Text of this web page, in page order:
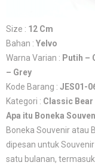
Size : 12 Cm
Bahan : Yelvo
Warna Varian : Putih –
– Grey
Kode Barang : JES01-
Kategori : Classic Bear
Apa itu Boneka
Boneka Souvenir atau
dipesan untuk
satu bulanan,